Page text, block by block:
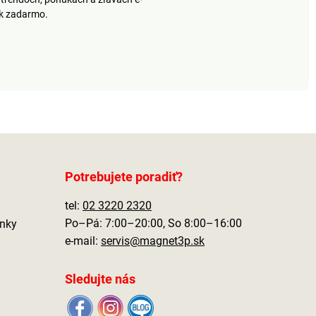
zadarmo.
Potrebujete poradiť?
tel: 02 3220 2320
Po–Pá: 7:00–20:00, So 8:00–16:00
e-mail: servis@magnet3p.sk
Sledujte nás